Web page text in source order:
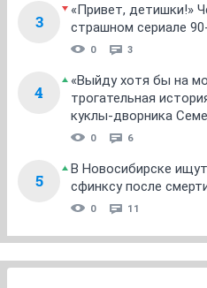
3
«Привет, детишки!»
страшном сериале
0 3
4
«Выйду хотя бы на
трогательная
куклы-дворника
0 6
5
В Новосибирске
сфинксу после
0 11